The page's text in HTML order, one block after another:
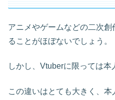
アニメやゲームなどの二次
ることがほぼないでしょう。
しかし、Vtuberに限っては本
この違いはとても大きく、